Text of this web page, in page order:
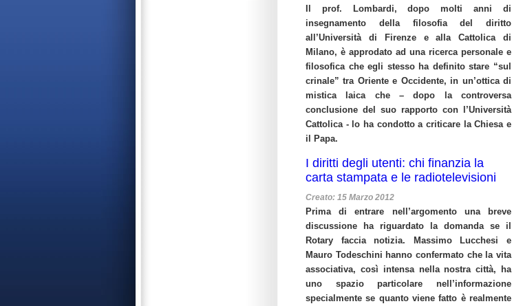
Il prof. Lombardi, dopo molti anni di
insegnamento della filosofia del diritto
all’Università di Firenze e alla Cattolica di
Milano, è approdato ad una ricerca personale e
filosofica che egli stesso ha definito stare “sul
crinale” tra Oriente e Occidente, in un’ottica di
mistica laica che – dopo la controversa
conclusione del suo rapporto con l’Università
Cattolica - lo ha condotto a criticare la Chiesa e
il Papa.
I diritti degli utenti: chi finanzia la
carta stampata e le radiotelevisioni
Creato: 15 Marzo 2012
Prima di entrare nell’argomento una breve
discussione ha riguardato la domanda se il
Rotary faccia notizia. Massimo Lucchesi e
Mauro Todeschini hanno confermato che la vita
associativa, così intensa nella nostra città, ha
uno spazio particolare nell’informazione
specialmente se quanto viene fatto è realmente